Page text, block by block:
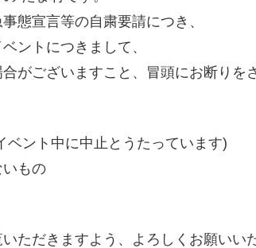
態宣言等の自粛要請につき、
ントにつきまして、
がございますこと、冒頭にお断りを
ベント中に中止とうたっています)
いもの
ただきますよう、よろしくお願いい